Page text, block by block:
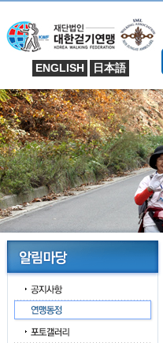
ENGLISH 日本語